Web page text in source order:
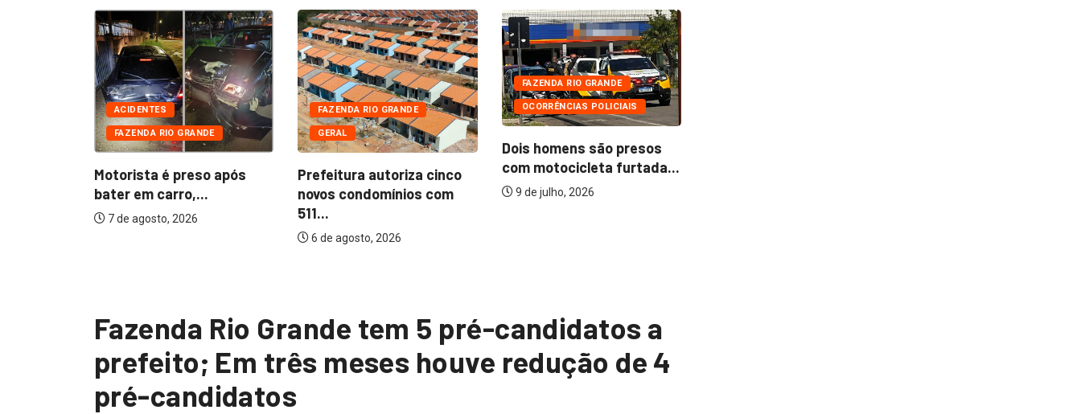
ACIDENTES
FAZENDA RIO GRANDE
Motorista é preso após
bater em carro,...
7 de agosto, 2026
FAZENDA RIO GRANDE
GERAL
Prefeitura autoriza cinco
novos condomínios com
511...
6 de agosto, 2026
FAZENDA RIO GRANDE
OCORRÊNCIAS POLICIAIS
Dois homens são presos
com motocicleta furtada...
9 de julho, 2026
Fazenda Rio Grande tem 5 pré-candidatos a
prefeito; Em três meses houve redução de 4
pré-candidatos